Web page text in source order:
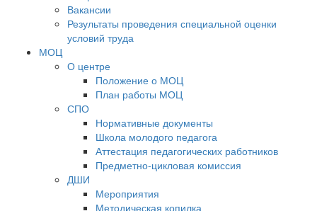
Вакансии
Результаты проведения специальной оценки
условий труда
МОЦ
О центре
Положение о МОЦ
План работы МОЦ
СПО
Нормативные документы
Школа молодого педагога
Аттестация педагогических работников
Предметно-цикловая комиссия
ДШИ
Мероприятия
Методическая копилка